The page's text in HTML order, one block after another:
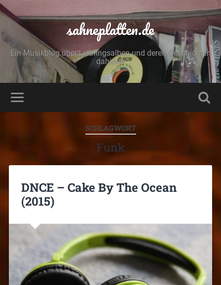
sahneplatten.de
Ein Musikblog über Lieblingsalben und deren Geschichten
dahinter
SCHLAGWORT
Funk
DNCE – Cake By The Ocean
(2015)